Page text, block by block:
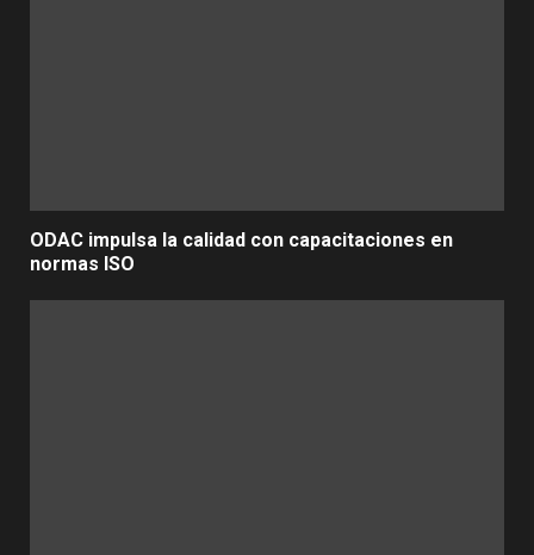
ODAC impulsa la calidad con capacitaciones en
normas ISO